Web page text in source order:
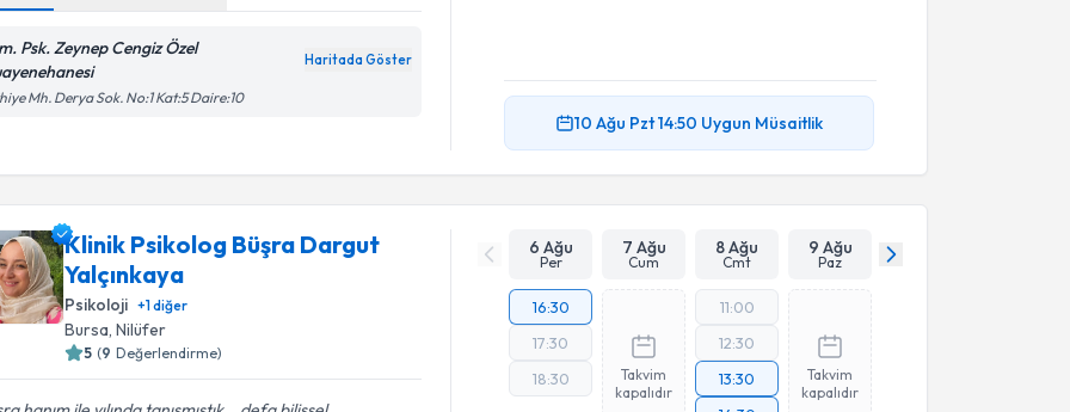
Psk. Zeynep Cengiz Özel
Haritada Göster
Mh. Derya Sok. No:1 Kat:5 Daire:10
10 Ağu Pzt14:50 Uygun Müsaitlik
Klinik Psikolog Büşra Dargut
Yalçınkaya
Psikoloji +1diğer
Bursa , Nilüfer
5 (9 Değerlendirme)
6 Ağu
Per
7 Ağu
Cum
8 Ağu
Cmt
9 Ağu
Paz
16:30
17:30
18:30
Takvim
kapalıdır
11:00
12:30
13:30
Takvim
kapalıdır